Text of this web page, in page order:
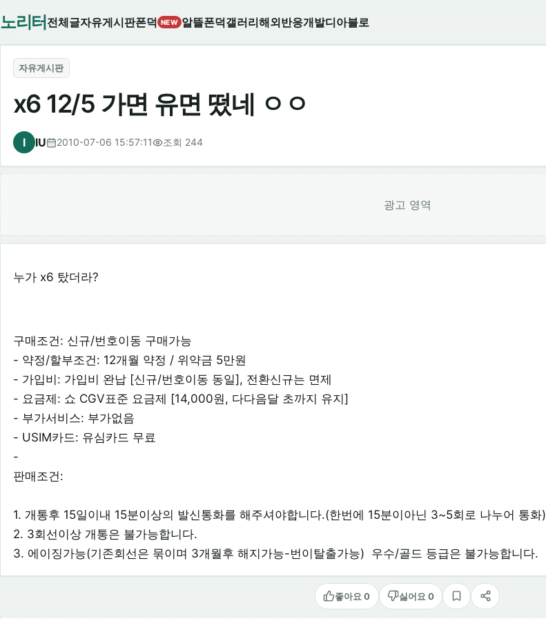
노리터 전체글자유게시판폰덕 NEW 알뜰폰덕갤러리해외반응개발디아블로
자유게시판
x6 12/5 가면 유면 떴네 ㅇㅇ
I IU 2010-07-06 15:57:11 조회 244
광고 영역
누가 x6 탔더라?
구매조건: 신규/번호이동 구매가능
- 약정/할부조건: 12개월 약정 / 위약금 5만원
- 가입비: 가입비 완납 [신규/번호이동 동일], 전환신규는 면제
- 요금제: 쇼 CGV표준 요금제 [14,000원, 다다음달 초까지 유지]
- 부가서비스: 부가없음
- USIM카드: 유심카드 무료
-
판매조건:
1. 개통후 15일이내 15분이상의 발신통화를 해주셔야합니다.(한번에 15분이아닌 3~5회로 나누어 통화)
2. 3회선이상 개통은 불가능합니다.
3. 에이징가능(기존회선은 묶이며 3개월후 해지가능-번이탈출가능) 우수/골드 등급은 불가능합니다.
좋아요 0 싫어요 0
스크랩공유